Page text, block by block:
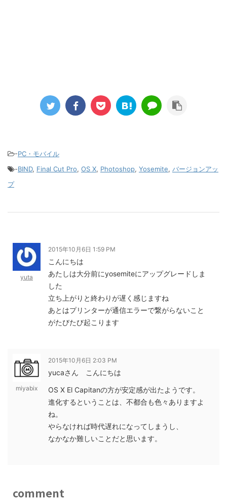
-PC・モバイル
-BIND, Final Cut Pro, OS X, Photoshop, Yosemite, バージョンアッ
プ
yuta
2015年10月6日 1:59 PM
こんにちは
あたしは大分前にyosemiteにアップグレードしま
した
立ち上がりと終わりが遅く感じますね
あとはプリンターが通信エラーで繋がらないこと
がたびたび起こります
miyabix
2015年10月6日 2:03 PM
yucaさん こんにちは
OS X El Capitanの方が安定感が出たようです。
進化するということは、不都合も色々ありますよ
ね。
やらなければ時代遅れになってしまうし、
なかなか難しいことだと思います。
comment